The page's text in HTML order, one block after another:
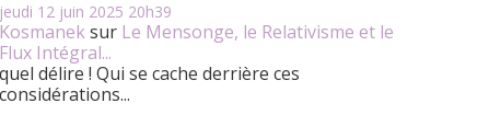
jeudi 12 juin 2025 20h39
Kosmaneksur Le Mensonge, le Relativisme et le
Flux Intégral...
quel délire ! Qui se cache derrière ces
considérations...